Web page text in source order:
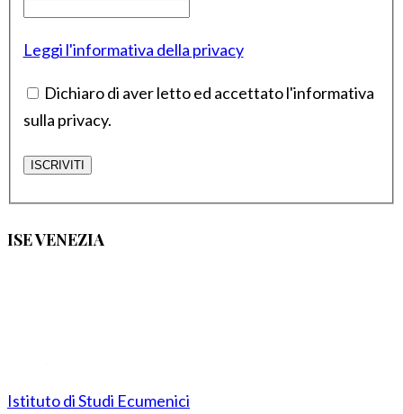
Leggi l'informativa della privacy
Dichiaro di aver letto ed accettato l'informativa
sulla privacy.
ISE VENEZIA
Istituto di Studi Ecumenici